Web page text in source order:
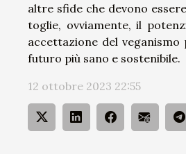
altre sfide che devono
toglie, ovviamente, il
accettazione del
futuro più sano e sostenibile.
12 ottobre 2023 22:55